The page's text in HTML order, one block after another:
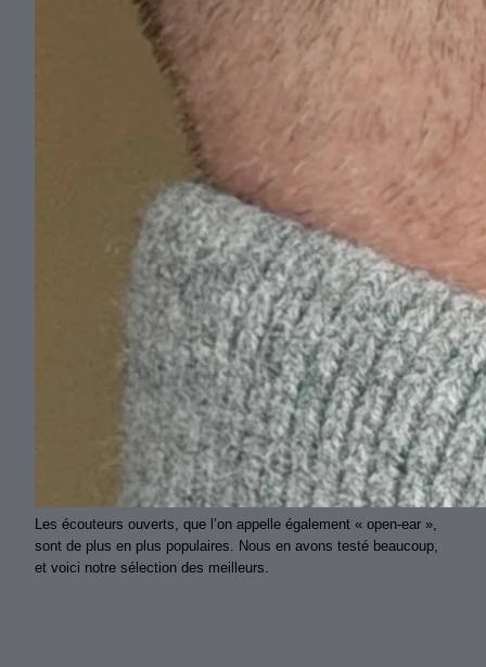
Les écouteurs ouverts, que l’on appelle également « open-ear »,
sont de plus en plus populaires. Nous en avons testé beaucoup,
et voici notre sélection des meilleurs.